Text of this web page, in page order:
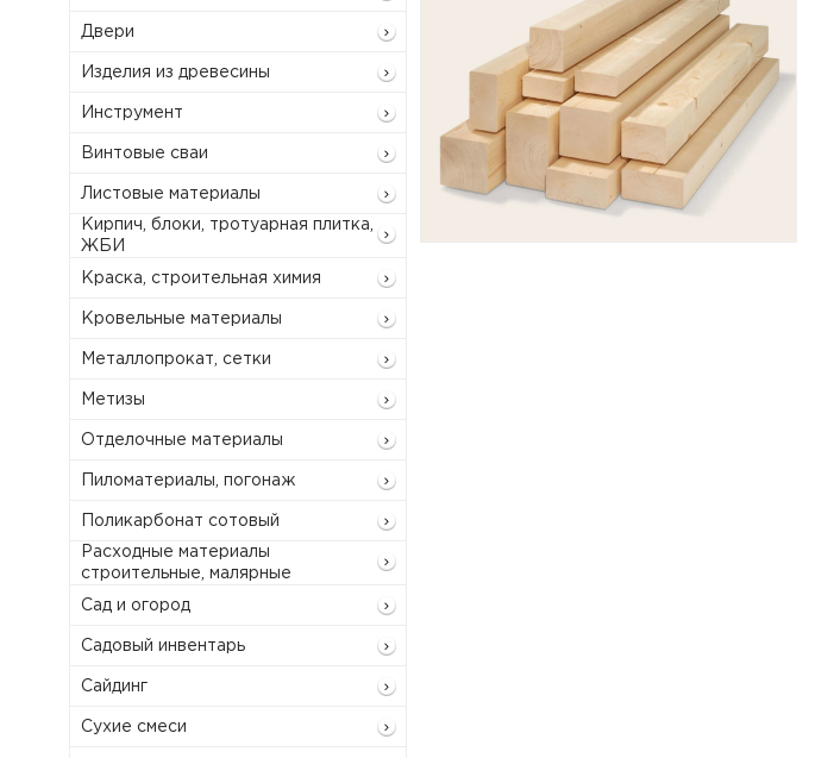
Двери
Изделия из древесины
Инструмент
Винтовые сваи
Листовые материалы
Кирпич, блоки, тротуарная плитка,
ЖБИ
Краска, строительная химия
Кровельные материалы
Металлопрокат, сетки
Метизы
Отделочные материалы
Пиломатериалы, погонаж
Поликарбонат сотовый
Расходные материалы
строительные, малярные
Сад и огород
Садовый инвентарь
Сайдинг
Сухие смеси